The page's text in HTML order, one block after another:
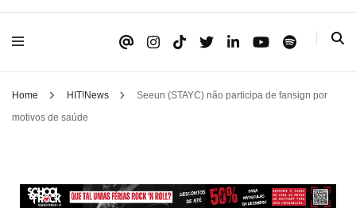
HIT!Magazine
Home HIT!News
Seeun (STAYC) não participa de fansign por
motivos de saúde